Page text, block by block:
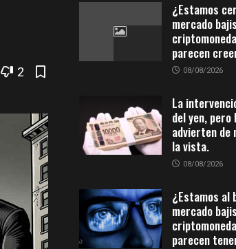
2
¿Estamos
mercado
parecen
08/08/2026
La
del yen,
advierten de
la vista.
08/08/2026
¿Estamos al
mercado
parecen